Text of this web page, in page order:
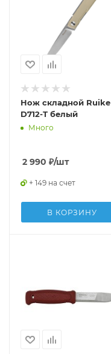
Нож складной Ruike
D712-T белый
Много
2 990 ₽/шт
+ 149 на счет
В КОРЗИНУ